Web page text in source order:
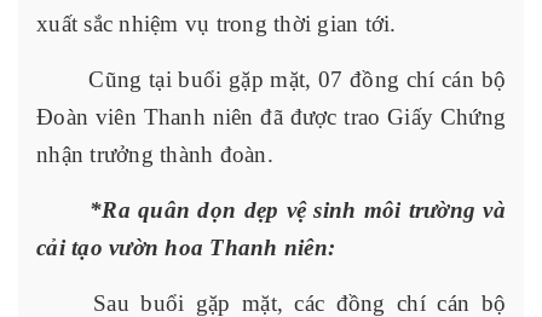
xuất sắc nhiệm vụ trong thời gian tới.
Cũng tại buổi gặp mặt, 07 đồng chí cán bộ
Đoàn viên Thanh niên đã được trao Giấy Chứng
nhận trưởng thành đoàn.
*Ra quân dọn dẹp vệ sinh môi trường và
cải tạo vườn hoa Thanh niên:
Sau buổi gặp mặt, các đồng chí cán bộ